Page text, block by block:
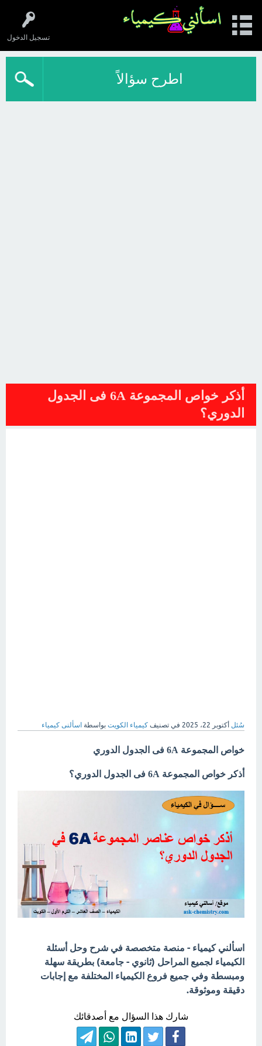
تسجيل الدخول
اطرح سؤالاً
أذكر خواص المجموعة 6A فى الجدول
الدوري؟
سُئل أكتوبر 22، 2025 في تصنيف كيمياء الكويت بواسطة اسألنى كيمياء
خواص المجموعة 6A فى الجدول الدوري
أذكر خواص المجموعة 6A فى الجدول الدوري؟
اسألني كيمياء - منصة متخصصة في شرح وحل أسئلة
الكيمياء لجميع المراحل (ثانوي - جامعة) بطريقة سهلة
ومبسطة وفي جميع فروع الكيمياء المختلفة مع إجابات
دقيقة وموثوقة.
شارك هذا السؤال مع أصدقائك